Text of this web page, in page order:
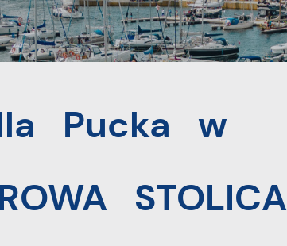
ROWEROWA STOLICA POLSKI
Pucka w
STOLICA